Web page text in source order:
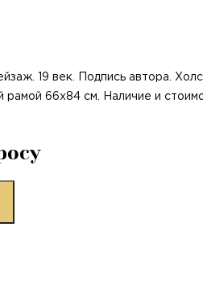
19 век. Подпись автора.
рамой 66х84 см. Наличие и